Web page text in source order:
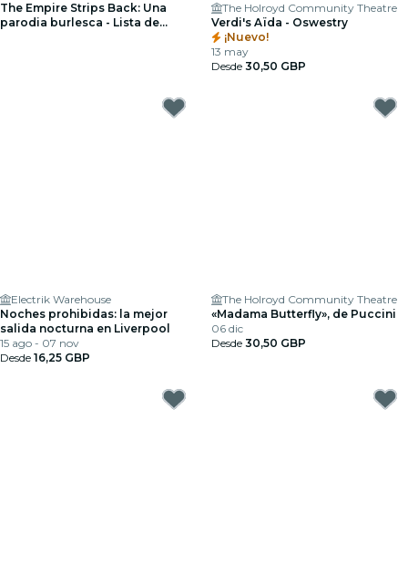
The Empire Strips Back: Una
parodia burlesca - Lista de
The Holroyd Community Theatre
Verdi's Aïda - Oswestry
¡Nuevo!
13 may
Desde 30,50 GBP
Electrik Warehouse
Noches prohibidas: la mejor
salida nocturna en Liverpool
15 ago - 07 nov
Desde 16,25 GBP
The Holroyd Community Theatre
«Madama Butterfly», de Puccini
06 dic
Desde 30,50 GBP